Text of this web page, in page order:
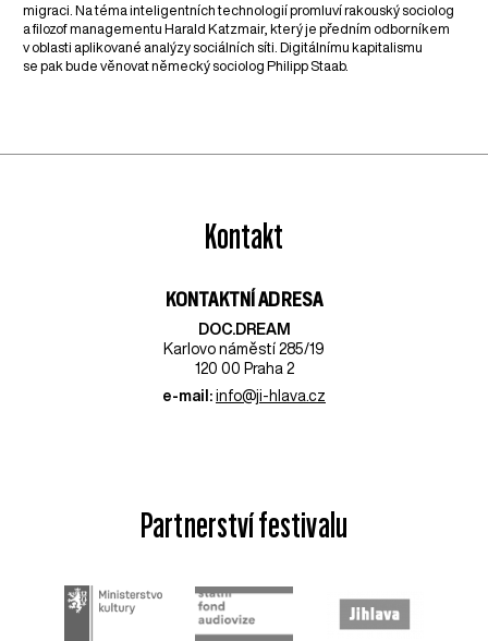
migraci. Na téma inteligentních technologií promluví rakouský sociolog
a filozof managementu Harald Katzmair, který je předním odborníkem
v oblasti aplikované analýzy sociálních síti. Digitálnímu kapitalismu
se pak bude věnovat německý sociolog Philipp Staab.
Kontakt
KONTAKTNÍ ADRESA
DOC.DREAM​
Karlovo náměstí 285/19
120 00 Praha 2
e-mail: info@ji-hlava.cz
Partnerství festivalu